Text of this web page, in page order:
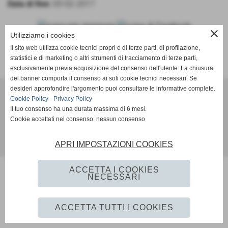
Data di fine:
CALENDARIO E RISULTATI-CLASSIFICA
BVOLLEY ROMAGNA
via Monte Rosa 60 - Riccione (RN)
P.I. 02712710405
Tel. 3481529677 - bvolley2007@gmail.com
Realizzazione siti web www.sitoper.it
close
Utilizziamo i cookies
Il sito web utilizza cookie tecnici propri e di terze parti, di profilazione,
statistici e di marketing o altri strumenti di tracciamento di terze parti,
esclusivamente previa acquisizione del consenso dell'utente. La chiusura
del banner comporta il consenso ai soli cookie tecnici necessari. Se
desideri approfondire l'argomento puoi consultare le informative complete.
Cookie Policy - Privacy Policy
Il tuo consenso ha una durata massima di 6 mesi.
Cookie accettati nel consenso: nessun consenso
APRI IMPOSTAZIONI COOKIES
ACCETTA I COOKIES
NECESSARI
ACCETTA TUTTI I COOKIES